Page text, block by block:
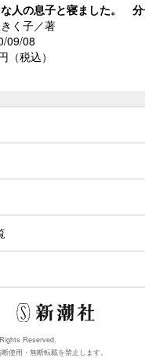
人の息子と寝ました。
く子／著
09/08
（税込）
Reserved.
使用・無断転載を禁止します。